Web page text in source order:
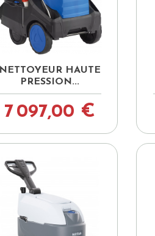
Aperçu rapide
NETTOYEUR HAUTE
PRESSION...
7 097,00 €